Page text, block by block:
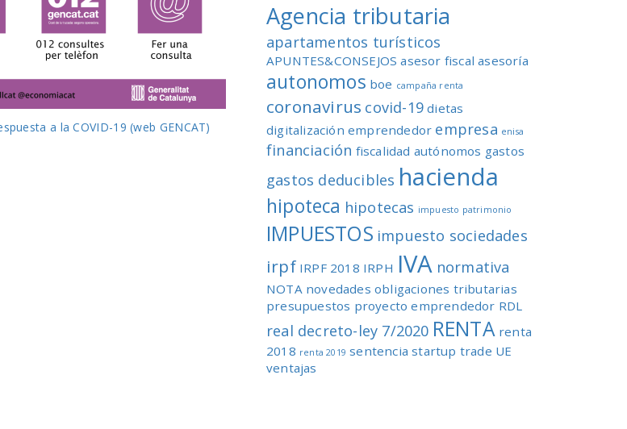
a la COVID-19 (web GENCAT)
Agencia tributaria
apartamentos turísticos
APUNTES&CONSEJOS asesor fiscal asesoría
autonomos boe campaña renta
coronavirus covid-19 dietas
digitalización emprendedor empresa enisa
financiación fiscalidad autónomos gastos
gastos deducibles hacienda
hipoteca hipotecas impuesto patrimonio
IMPUESTOS impuesto sociedades
irpf IRPF 2018 IRPH IVA normativa
NOTA novedades obligaciones tributarias
presupuestos proyecto emprendedor RDL
real decreto-ley 7/2020 RENTA renta
2018 renta 2019 sentencia startup trade UE
ventajas